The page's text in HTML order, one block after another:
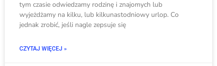
tym czasie odwiedzamy rodzinę i znajomych lub
wyjeżdżamy na kilku, lub kilkunastodniowy urlop. Co
jednak zrobić, jeśli nagle zepsuje się
CZYTAJ WIĘCEJ »